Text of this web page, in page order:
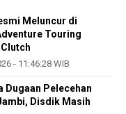
Meluncur di
Touring
- 11:46:28 WIB
Dugaan Pelecehan
Disdik Masih